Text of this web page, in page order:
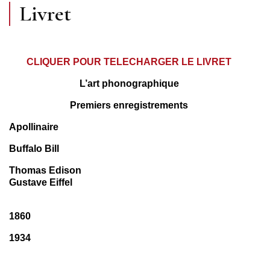
Livret
CLIQUER POUR TELECHARGER LE LIVRET
L’art phonographique
Premiers enregistrements
Apollinaire
Buffalo Bill
Thomas Edison
Gustave Eiffel
1860
1934